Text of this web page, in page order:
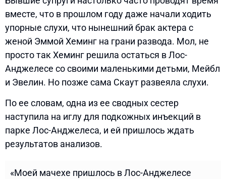
вместе, что в прошлом году даже начали ходить
упорные слухи, что нынешний брак актера с
женой Эммой Хеминг на грани развода. Мол, не
просто так Хеминг решила остаться в Лос-
Анджелесе со своими маленькими детьми, Мейбл
и Эвелин. Но позже сама Скаут развеяла слухи.
По ее словам, одна из ее сводных сестер
наступила на иглу для подкожных инъекций в
парке Лос-Анджелеса, и ей пришлось ждать
результатов анализов.
«Моей мачехе пришлось в Лос-Анджелесе